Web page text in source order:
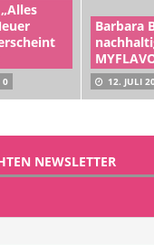
0
Barbara
12. JULI
NEWSLETTER